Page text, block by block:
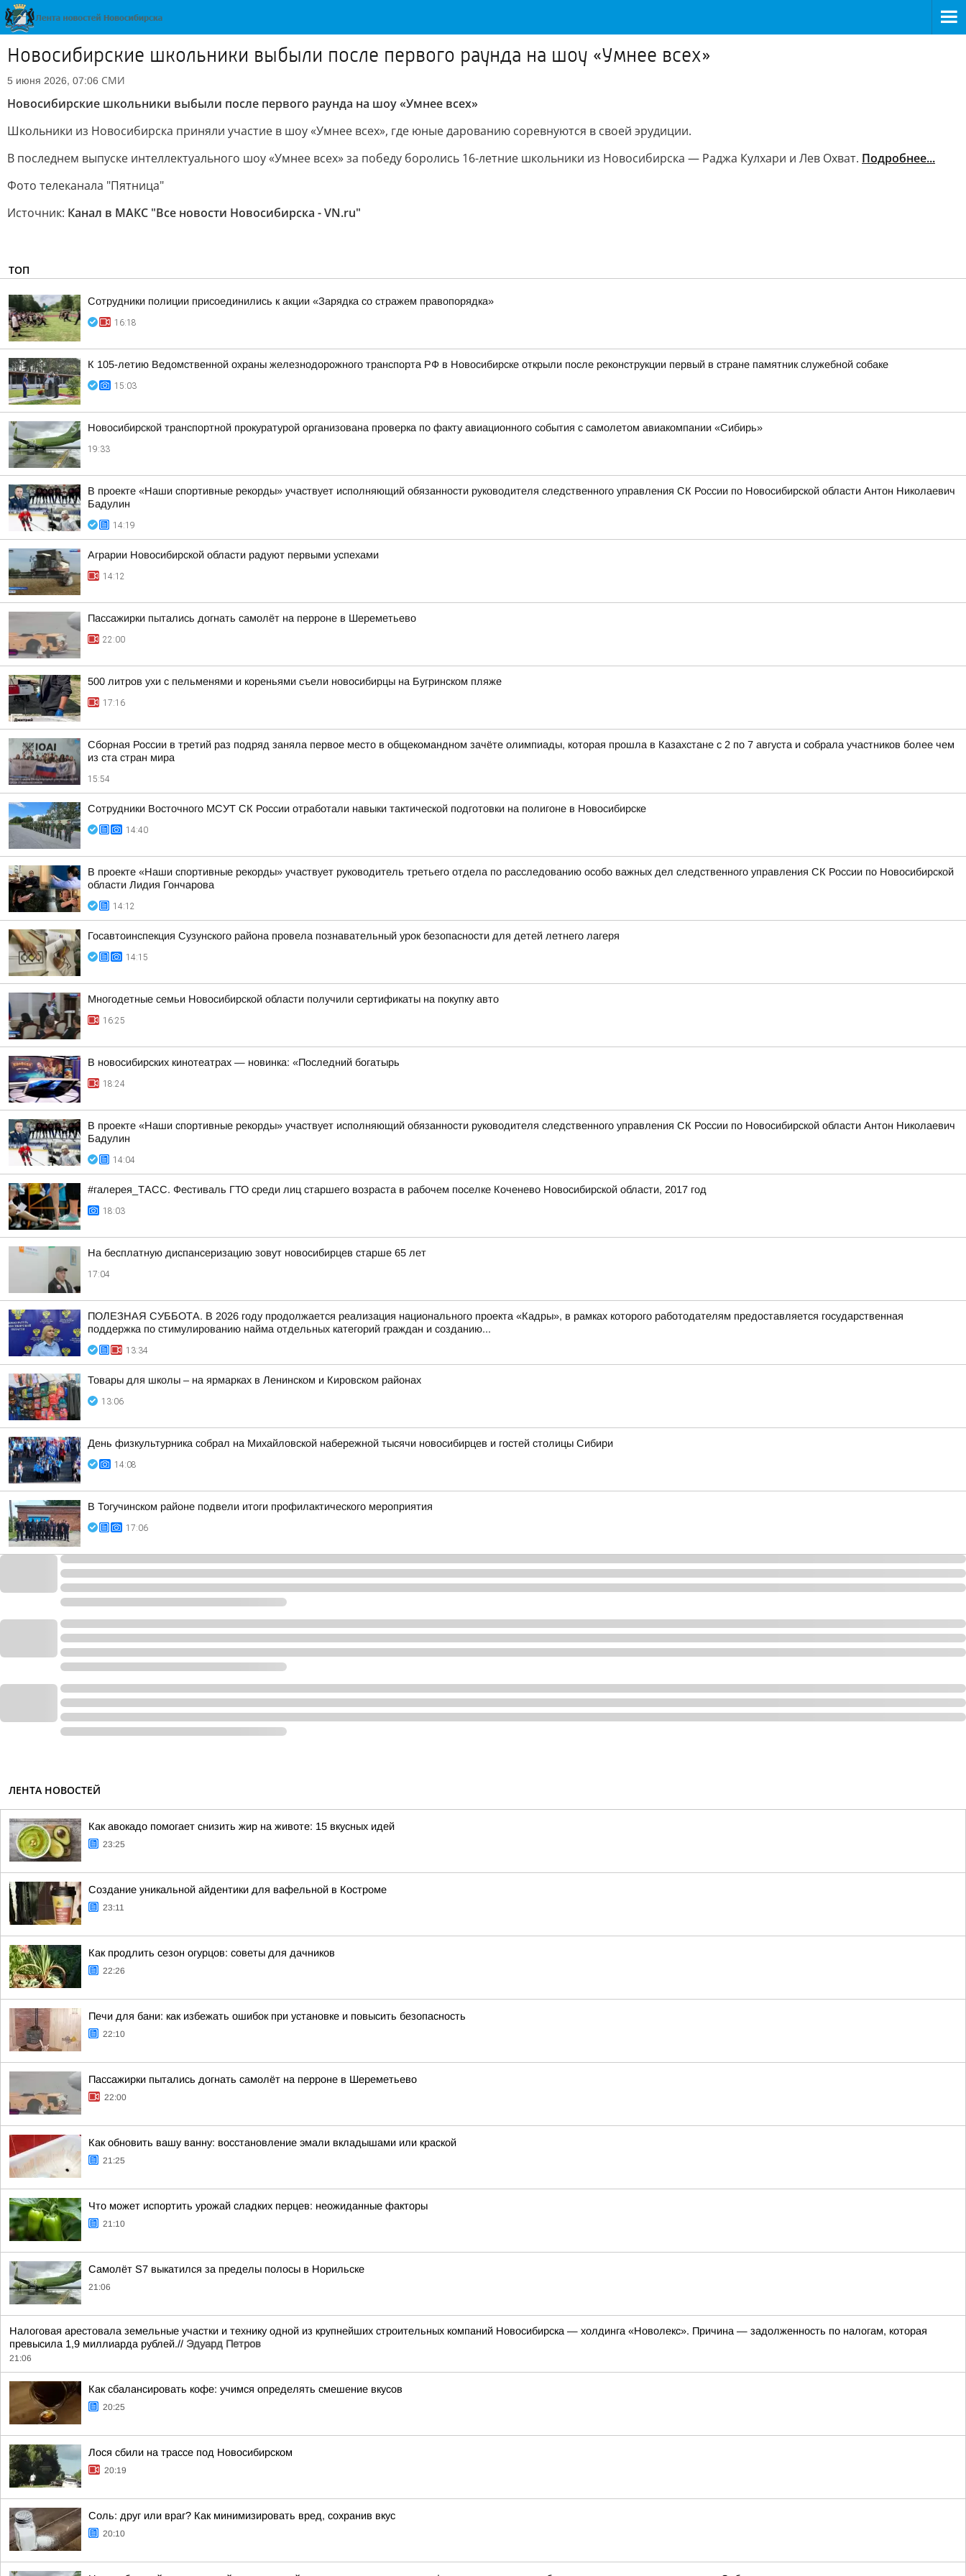
Новосибирские школьники выбыли после первого раунда на шоу «Умнее всех»
5 июня 2026, 07:06 СМИ
Новосибирские школьники выбыли после первого раунда на шоу «Умнее всех»
Школьники из Новосибирска приняли участие в шоу «Умнее всех», где юные дарованию соревнуются в своей эрудиции.
В последнем выпуске интеллектуального шоу «Умнее всех» за победу боролись 16-летние школьники из Новосибирска — Раджа Кулхари и Лев Охват. Подробнее...
Фото телеканала "Пятница"
Источник: Канал в МАКС "Все новости Новосибирска - VN.ru"
ТОП
Сотрудники полиции присоединились к акции «Зарядка со стражем правопорядка»
16:18
К 105-летию Ведомственной охраны железнодорожного транспорта РФ в Новосибирске открыли после реконструкции первый в стране памятник служебной собаке
15:03
Новосибирской транспортной прокуратурой организована проверка по факту авиационного события с самолетом авиакомпании «Сибирь»
19:33
В проекте «Наши спортивные рекорды» участвует исполняющий обязанности руководителя следственного управления СК России по Новосибирской области Антон Николаевич
Бадулин
14:19
Аграрии Новосибирской области радуют первыми успехами
14:12
Пассажирки пытались догнать самолёт на перроне в Шереметьево
22:00
500 литров ухи с пельменями и кореньями съели новосибирцы на Бугринском пляже
17:16
Сборная России в третий раз подряд заняла первое место в общекомандном зачёте олимпиады, которая прошла в Казахстане с 2 по 7 августа и собрала участников более чем
из ста стран мира
15:54
Сотрудники Восточного МСУТ СК России отработали навыки тактической подготовки на полигоне в Новосибирске
14:40
В проекте «Наши спортивные рекорды» участвует руководитель третьего отдела по расследованию особо важных дел следственного управления СК России по Новосибирской
области Лидия Гончарова
14:12
Госавтоинспекция Сузунского района провела познавательный урок безопасности для детей летнего лагеря
14:15
Многодетные семьи Новосибирской области получили сертификаты на покупку авто
16:25
В новосибирских кинотеатрах — новинка: «Последний богатырь
18:24
В проекте «Наши спортивные рекорды» участвует исполняющий обязанности руководителя следственного управления СК России по Новосибирской области Антон Николаевич
Бадулин
14:04
#галерея_ТАСС. Фестиваль ГТО среди лиц старшего возраста в рабочем поселке Коченево Новосибирской области, 2017 год
18:03
На бесплатную диспансеризацию зовут новосибирцев старше 65 лет
17:04
ПОЛЕЗНАЯ СУББОТА. В 2026 году продолжается реализация национального проекта «Кадры», в рамках которого работодателям предоставляется государственная
поддержка по стимулированию найма отдельных категорий граждан и созданию...
13:34
Товары для школы – на ярмарках в Ленинском и Кировском районах
13:06
День физкультурника собрал на Михайловской набережной тысячи новосибирцев и гостей столицы Сибири
14:08
В Тогучинском районе подвели итоги профилактического мероприятия
17:06
ЛЕНТА НОВОСТЕЙ
Как авокадо помогает снизить жир на животе: 15 вкусных идей
23:25
Создание уникальной айдентики для вафельной в Костроме
23:11
Как продлить сезон огурцов: советы для дачников
22:26
Печи для бани: как избежать ошибок при установке и повысить безопасность
22:10
Пассажирки пытались догнать самолёт на перроне в Шереметьево
22:00
Как обновить вашу ванну: восстановление эмали вкладышами или краской
21:25
Что может испортить урожай сладких перцев: неожиданные факторы
21:10
Самолёт S7 выкатился за пределы полосы в Норильске
21:06
Налоговая арестовала земельные участки и технику одной из крупнейших строительных компаний Новосибирска — холдинга «Новолекс». Причина — задолженность по налогам, которая
превысила 1,9 миллиарда рублей.// Эдуард Петров
21:06
Как сбалансировать кофе: учимся определять смешение вкусов
20:25
Лося сбили на трассе под Новосибирском
20:19
Соль: друг или враг? Как минимизировать вред, сохранив вкус
20:10